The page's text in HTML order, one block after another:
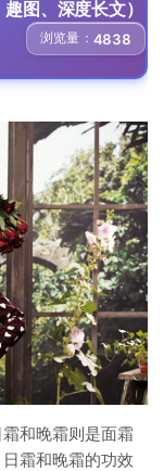
图、深度长文）
浏览量： 4838
和晚霜则是面霜
霜和晚霜的功效